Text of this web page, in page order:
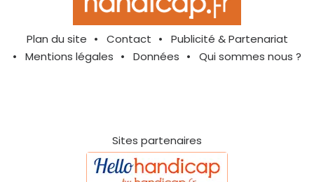
Plan du site Contact
Publicité & Partenariat
Mentions légales
Données Qui sommes nous ?
Sites partenaires